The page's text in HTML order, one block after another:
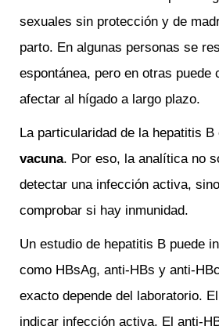
sexuales sin protección y de
parto. En algunas personas se
espontánea, pero en otras puede
afectar al hígado a largo plazo.
La particularidad de la hepatitis B
vacuna. Por eso, la analítica no
detectar una infección activa,
comprobar si hay inmunidad.
Un estudio de hepatitis B puede
como HBsAg, anti-HBs y anti-
exacto depende del laboratorio.
indicar infección activa. El anti-